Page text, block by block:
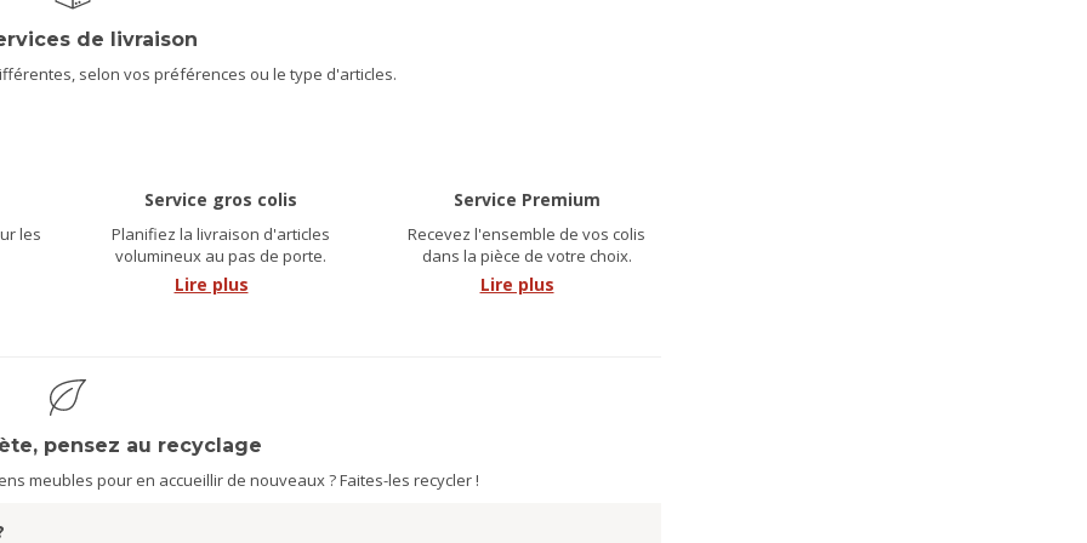
de livraison
selon vos préférences ou le type d'articles.
les
Service gros colis
Planifiez la livraison d'articles
volumineux au pas de porte.
Lire plus
Service Premium
Recevez l'ensemble de vos colis
dans la pièce de votre choix.
Lire plus
pensez au recyclage
meubles pour en accueillir de nouveaux ? Faites-les recycler !